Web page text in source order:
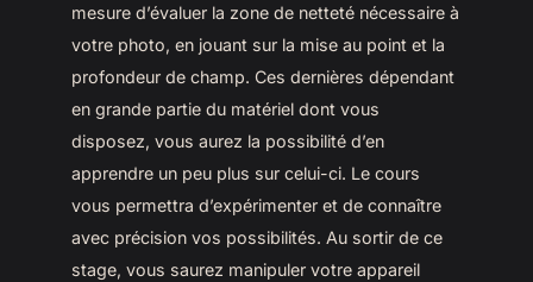
mesure d’évaluer la zone de netteté nécessaire à
votre photo, en jouant sur la mise au point et la
profondeur de champ. Ces dernières dépendant
en grande partie du matériel dont vous
disposez, vous aurez la possibilité d’en
apprendre un peu plus sur celui-ci. Le cours
vous permettra d’expérimenter et de connaître
avec précision vos possibilités. Au sortir de ce
stage, vous saurez manipuler votre appareil